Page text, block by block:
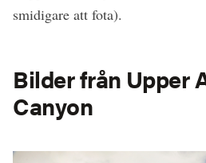
smidigare att fota).
Bilder från Upper
Canyon